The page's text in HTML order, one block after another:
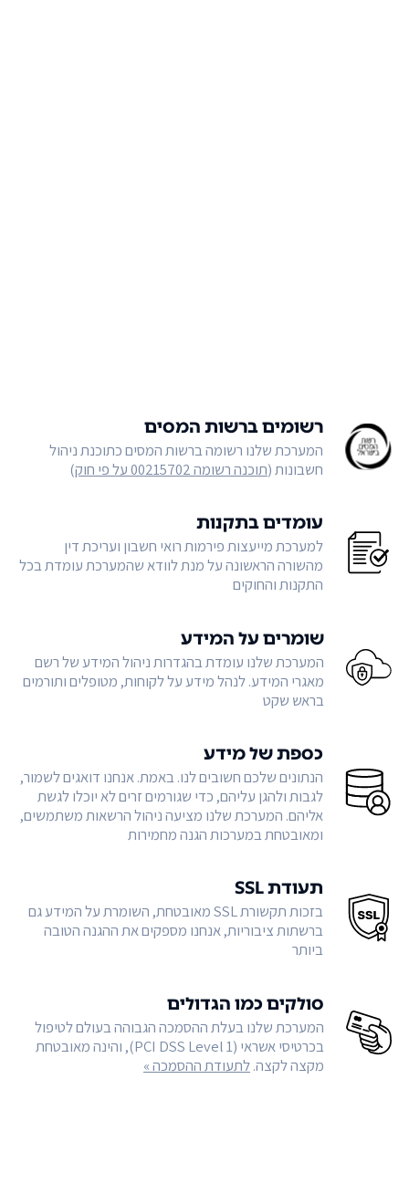
רשומים ברשות המסים
המערכת שלנו רשומה ברשות המסים כתוכנת ניהול
חשבונות (תוכנה רשומה 00215702 על פי חוק )
עומדים בתקנות
למערכת מייעצות פירמות רואי חשבון ועריכת דין
מהשורה הראשונה על מנת לוודא שהמערכת עומדת בכל
התקנות והחוקים
שומרים על המידע
המערכת שלנו עומדת בהגדרות ניהול המידע של רשם
מאגרי המידע. לנהל מידע על לקוחות, מטופלים ותורמים
בראש שקט
כספת של מידע
הנתונים שלכם חשובים לנו. באמת. אנחנו דואגים לשמור,
לגבות ולהגן עליהם, כדי שגורמים זרים לא יוכלו לגשת
אליהם. המערכת שלנו מציעה ניהול הרשאות משתמשים,
ומאובטחת במערכות הגנה מחמירות
תעודת SSL
בזכות תקשורת SSL מאובטחת, השומרת על המידע גם
ברשתות ציבוריות, אנחנו מספקים את ההגנה הטובה
ביותר
סולקים כמו הגדולים
המערכת שלנו בעלת ההסמכה הגבוהה בעולם לטיפול
בכרטיסי אשראי (PCI DSS Level 1), והינה מאובטחת
מקצה לקצה.לתעודת ההסמכה »